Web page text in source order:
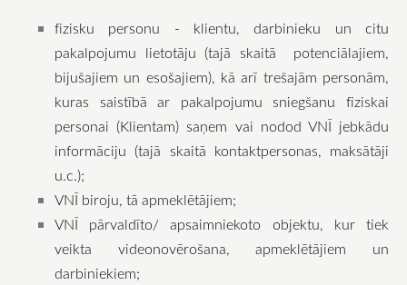
fizisku personu - klientu, darbinieku un citu
pakalpojumu lietotāju (tajā skaitā potenciālajiem,
bijušajiem un esošajiem), kā arī trešajām personām,
kuras saistībā ar pakalpojumu sniegšanu fiziskai
personai (Klientam) saņem vai nodod VNĪ jebkādu
informāciju (tajā skaitā kontaktpersonas, maksātāji
u.c.);
VNĪ biroju, tā apmeklētājiem;
VNĪ pārvaldīto/ apsaimniekoto objektu, kur tiek
veikta videonovērošana, apmeklētājiem un
darbiniekiem;